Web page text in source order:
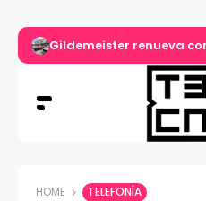
Gildemeister renueva
HOME TELEFONÍA